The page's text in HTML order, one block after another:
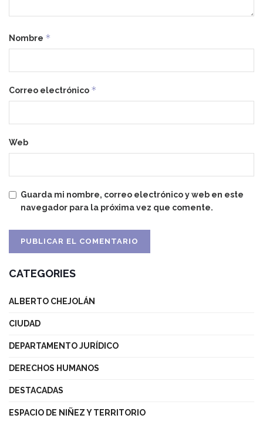
Nombre *
Correo electrónico *
Web
Guarda mi nombre, correo electrónico y web en este
navegador para la próxima vez que comente.
CATEGORIES
ALBERTO CHEJOLÁN
CIUDAD
DEPARTAMENTO JURÍDICO
DERECHOS HUMANOS
DESTACADAS
ESPACIO DE NIÑEZ Y TERRITORIO